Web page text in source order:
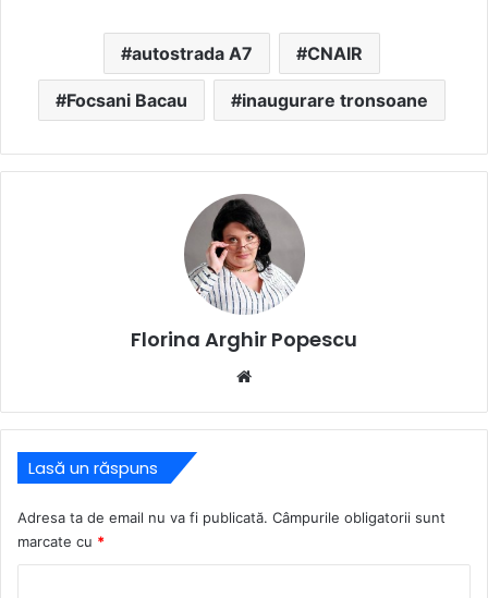
autostrada A7 CNAIR
Focsani Bacau inaugurare tronsoane
Florina Arghir Popescu
Lasă un răspuns
Adresa ta de email nu va fi publicată. Câmpurile obligatorii sunt
marcate cu *